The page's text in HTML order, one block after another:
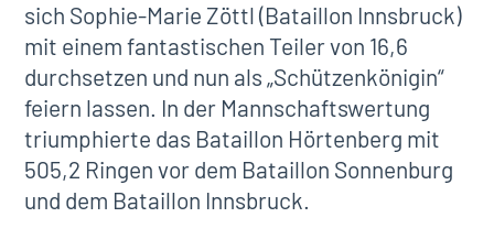
sich Sophie-Marie Zöttl (Bataillon Innsbruck)
mit einem fantastischen Teiler von 16,6
durchsetzen und nun als „Schützenkönigin“
feiern lassen. In der Mannschaftswertung
triumphierte das Bataillon Hörtenberg mit
505,2 Ringen vor dem Bataillon Sonnenburg
und dem Bataillon Innsbruck.